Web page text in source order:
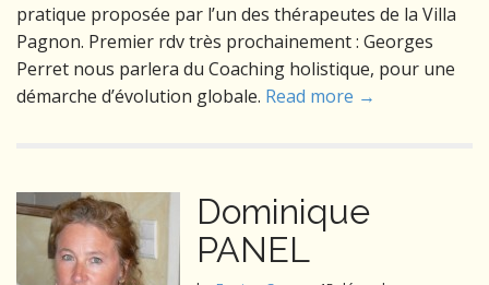
pratique proposée par l’un des thérapeutes de la Villa
Pagnon. Premier rdv très prochainement : Georges
Perret nous parlera du Coaching holistique, pour une
démarche d’évolution globale. Read more →
Dominique
PANEL